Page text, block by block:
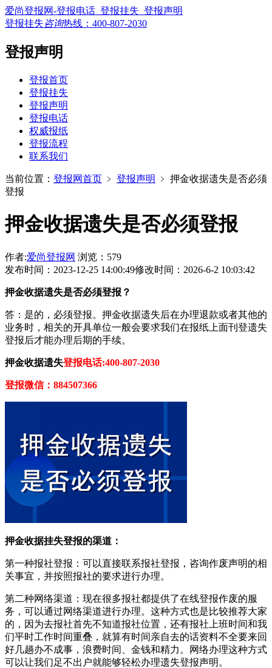
爱尚登报网-登报电话_登报挂失_登报声明
登报挂失咨询热线： 400-807-2030
登报声明
登报首页
登报挂失
登报声明
登报电话
权威报纸
登报流程
联系我们
当前位置： 登报网首页 ﹥ 登报声明 ﹥ 押金收据遗失是否必须
登报
押金收据遗失是否必须登报
作者:爱尚登报网 浏览：579
发布时间：2023-12-25 14:00:49修改时间：2026-6-2 10:03:42
押金收据遗失是否必须登报？
答：是的，必须登报。押金收据遗失后在办理退款或者其他的
业务时，相关的开具单位一般会要求我们在报纸上面刊登遗失
登报后才能办理后期的手续。
押金收据遗失登报电话:400-807-2030
登报微信：884507366
押金收据挂失登报的渠道：
第一种报社登报：可以直接联系报社登报，咨询作废声明的相
关事宜，并按照报社的要求进行办理。
第二种网络渠道：现在很多报社都提供了在线登报作废的服
务，可以通过网络渠道进行办理。这种方式也是比较推荐大家
的，因为去报社首先不知道报社位置，还有报社上班时间和我
们平时工作时间重叠，就算有时间亲自去的话资料不全要来回
好几趟办不成事，浪费时间、金钱和精力。网络办理这种方式
可以让我们足不出户就能够轻松办理遗失登报声明。